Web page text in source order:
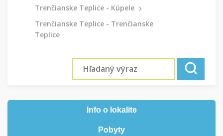
Trenčianske Teplice - Kúpele
Trenčianske Teplice - Trenčianske
Teplice
Info o lokalite
Pobyty